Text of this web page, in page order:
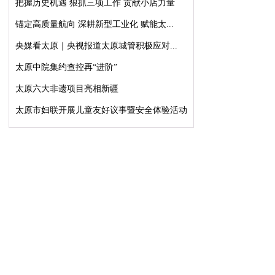
把握历史机遇 狠抓三项工作 贡献小店力量
锚定高质量航向 深耕新型工业化 赋能太...
央媒看太原｜央视报道太原城管积极应对...
太原中院集约查控再“进阶”
太原六大非遗项目亮相新疆
太原市妇联开展儿童友好议事暨安全体验活动